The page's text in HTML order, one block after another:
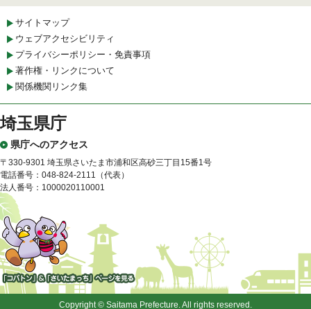
サイトマップ
ウェブアクセシビリティ
プライバシーポリシー・免責事項
著作権・リンクについて
関係機関リンク集
埼玉県庁
県庁へのアクセス
〒330-9301 埼玉県さいたま市浦和区高砂三丁目15番1号
電話番号：048-824-2111（代表）
法人番号：1000020110001
「コバトン」&「さいたまっ
Copyright © Saitama Prefecture. All rights reserved.